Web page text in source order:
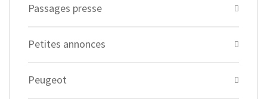
Passages presse
Petites annonces
Peugeot